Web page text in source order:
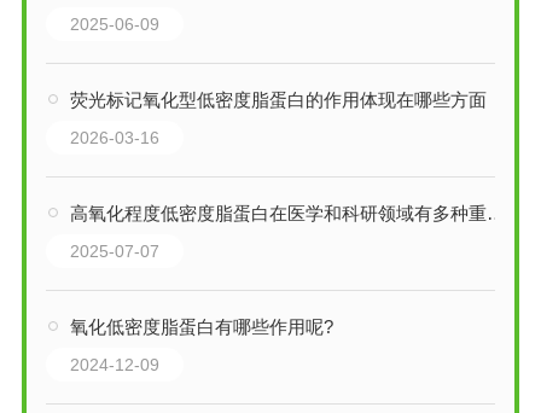
2025-06-09
荧光标记氧化型低密度脂蛋白的作用体现在哪些方面
2026-03-16
高氧化程度低密度脂蛋白在医学和科研领域有多种重要应用
2025-07-07
氧化低密度脂蛋白有哪些作用呢?
2024-12-09